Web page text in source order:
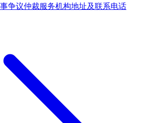
争议仲裁服务机构地址及联系电话